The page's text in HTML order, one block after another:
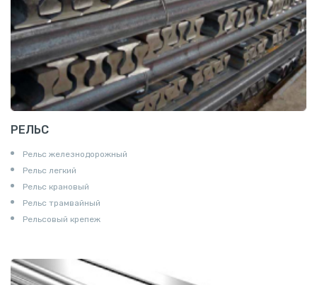
РЕЛЬС
Рельс железнодорожный
Рельс легкий
Рельс крановый
Рельс трамвайный
Рельсовый крепеж